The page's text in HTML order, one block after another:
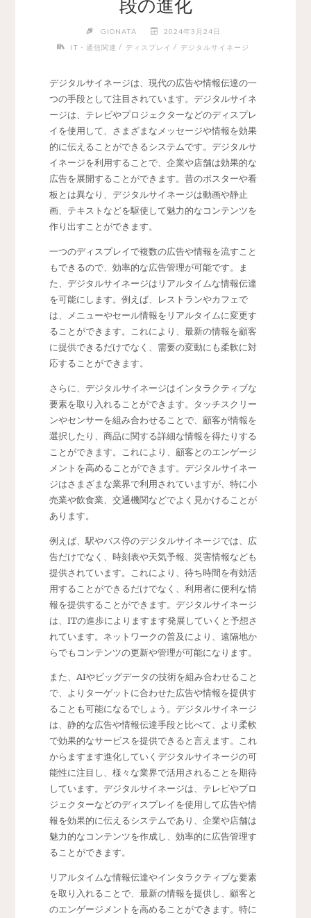
段の進化
GIONATA
2024年3月24日
IT・通信関連 / ディスプレイ / デジタルサイネージ
デジタルサイネージは、現代の広告や情報伝達の一
つの手段として注目されています。 デジタルサイネ
ージは、テレビやプロジェクターなどのディスプレ
イを使用して、さまざまなメッセージや情報を効果
的に伝えることができるシステムです。デジタルサ
イネージを利用することで、企業や店舗は効果的な
広告を展開することができます。昔のポスターや看
板とは異なり、デジタルサイネージは動画や静止
画、テキストなどを駆使して魅力的なコンテンツを
作り出すことができます。
一つのディスプレイで複数の広告や情報を流すこと
もできるので、効率的な広告管理が可能です。ま
た、デジタルサイネージはリアルタイムな情報伝達
を可能にします。例えば、レストランやカフェで
は、メニューやセール情報をリアルタイムに変更す
ることができます。これにより、最新の情報を顧客
に提供できるだけでなく、需要の変動にも柔軟に対
応することができます。
さらに、デジタルサイネージはインタラクティブな
要素を取り入れることができます。タッチスクリー
ンやセンサーを組み合わせることで、顧客が情報を
選択したり、商品に関する詳細な情報を得たりする
ことができます。これにより、顧客とのエンゲージ
メントを高めることができます。デジタルサイネー
ジはさまざまな業界で利用されていますが、特に小
売業や飲食業、交通機関などでよく見かけることが
あります。
例えば、駅やバス停のデジタルサイネージでは、広
告だけでなく、時刻表や天気予報、災害情報なども
提供されています。これにより、待ち時間を有効活
用することができるだけでなく、利用者に便利な情
報を提供することができます。デジタルサイネージ
は、ITの進歩によりますます発展していくと予想さ
れています。ネットワークの普及により、遠隔地か
らでもコンテンツの更新や管理が可能になります。
また、AIやビッグデータの技術を組み合わせること
で、よりターゲットに合わせた広告や情報を提供す
ることも可能になるでしょう。デジタルサイネージ
は、静的な広告や情報伝達手段と比べて、より柔軟
で効果的なサービスを提供できると言えます。これ
からますます進化していくデジタルサイネージの可
能性に注目し、様々な業界で活用されることを期待
しています。デジタルサイネージは、テレビやプロ
ジェクターなどのディスプレイを使用して広告や情
報を効果的に伝えるシステムであり、企業や店舗は
魅力的なコンテンツを作成し、効率的に広告管理す
ることができます。
リアルタイムな情報伝達やインタラクティブな要素
を取り入れることで、最新の情報を提供し、顧客と
のエンゲージメントを高めることができます。特に